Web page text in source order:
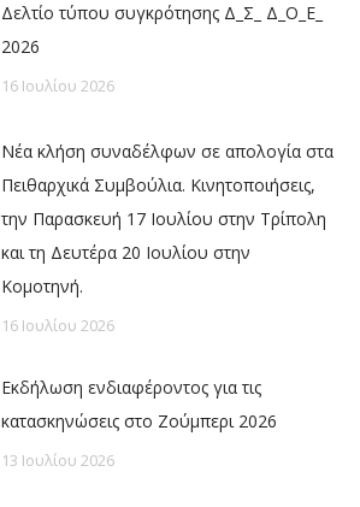
Δελτίο τύπου συγκρότησης Δ_Σ_ Δ_Ο_Ε_
2026
16 Ιουλίου 2026
Νέα κλήση συναδέλφων σε απολογία στα
Πειθαρχικά Συμβούλια. Κινητοποιήσεις,
την Παρασκευή 17 Ιουλίου στην Τρίπολη
και τη Δευτέρα 20 Ιουλίου στην
Κομοτηνή.
16 Ιουλίου 2026
Εκδήλωση ενδιαφέροντος για τις
κατασκηνώσεις στο Ζούμπερι 2026
13 Ιουλίου 2026